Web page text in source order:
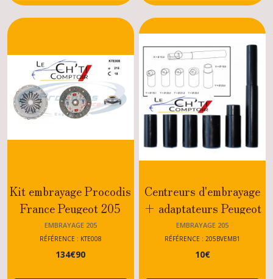
Kit embrayage Procodis
France Peugeot 205
DTURBO
EMBRAYAGE 205
RÉFÉRENCE : KTE008
134€90
Centreurs d'embrayage
+ adaptateurs Peugeot
205
GTI/CTI/RALLYE/
EMBRAYAGE 205
RÉFÉRENCE : 205BVEMB1
10€